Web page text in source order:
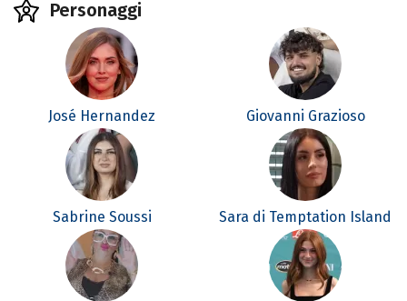
Personaggi
José Hernandez Giovanni Grazioso
Sabrine Soussi Sara di Temptation Island